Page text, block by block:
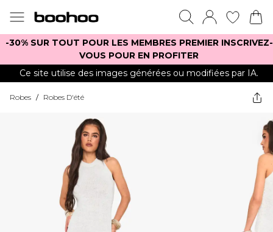
-30% SUR TOUT POUR LES MEMBRES PREMIER INSCRIVEZ-
VOUS POUR EN PROFITER
Ce site utilise des images générées ou modifiées par IA.
Robes / Robes D'été